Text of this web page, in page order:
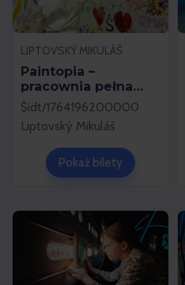
LIPTOVSKÝ MIKULÁŠ
Paintopia –
pracownia pełna
wrażeń
$idt/1764196200000
Liptovský Mikuláš
Pokaż bilety